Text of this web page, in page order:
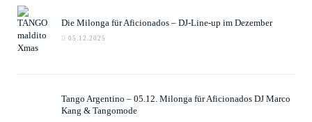
Die Milonga für Aficionados – DJ-Line-up im Dezember
05.12.2025
Tango Argentino – 05.12. Milonga für Aficionados DJ Marco
Kang & Tangomode